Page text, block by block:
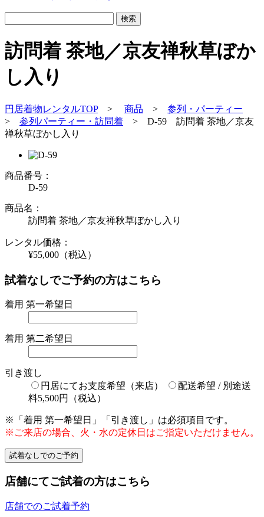
訪問着 茶地／京友禅秋草ぼか
し入り
円居着物レンタルTOP> 商品 > 参列・パーティー
> 参列パーティー・訪問着 > D-59 訪問着 茶地／京友
禅秋草ぼかし入り
商品番号：
D-59
商品名：
訪問着 茶地／京友禅秋草ぼかし入り
レンタル価格：
¥55,000 （税込）
試着なしでご予約の方はこちら
着用 第一希望日
着用 第二希望日
引き渡し
円居にてお支度希望（来店）
配送希望 / 別途送
料5,500円（税込）
※「着用 第一希望日」「引き渡し」は必須項目です。
※ご来店の場合、火・水の定休日はご指定いただけません。
店舗にてご試着の方はこちら
店舗でのご試着予約